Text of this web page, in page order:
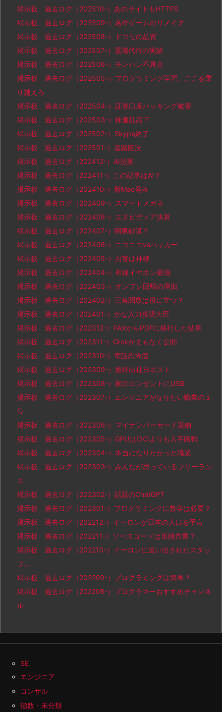
掲示板 過去ログ（202510-）あのサイトもHTTPS
掲示板 過去ログ（202509-）名作ゲームのリメイク
掲示板 過去ログ（202508-）ドコモの品質
掲示板 過去ログ（202507-）退職代行の実績
掲示板 過去ログ（202506-）モンハン不具合
掲示板 過去ログ（202505-）プログラミング学習、ここを乗
り越えろ
掲示板 過去ログ（202504-）証券口座ハッキング被害
掲示板 過去ログ（202503-）株価乱高下
掲示板 過去ログ（202502-）Skype終了
掲示板 過去ログ（202501-）道路陥没
掲示板 過去ログ（202412-）AI法案
掲示板 過去ログ（202411-）この記事はAI？
掲示板 過去ログ（202410-）新Mac発表
掲示板 過去ログ（202409-）スマートメガネ
掲示板 過去ログ（202408-）エヌビディア決算
掲示板 過去ログ（202407-）関東砂漠？
掲示板 過去ログ（202406-）ニコニコvsハッカー
掲示板 過去ログ（202405-）お客は神様
掲示板 過去ログ（202404-）有線イヤホン最強
掲示板 過去ログ（202403-）オンプレ回帰の理由
掲示板 過去ログ（202402-）三角関数は役に立つ？
掲示板 過去ログ（202401-）かな入力推奨大臣
掲示板 過去ログ（202312-）FAXからPDFに移行した結果
掲示板 過去ログ（202311-）Grokがまもなく公開
掲示板 過去ログ（202310-）電話恐怖症
掲示板 過去ログ（202309-）最終出社日ポスト
掲示板 過去ログ（202308-）家のコンセントにUSB
掲示板 過去ログ（202307-）エンジニアがなりたい職業の１
位
掲示板 過去ログ（202306-）マイナンバーカード返納
掲示板 過去ログ（202305-）GPUは○○よりも入手困難
掲示板 過去ログ（202304-）本当になりたかった職業
掲示板 過去ログ（202303-）みんなが思っているフリーラン
ス
掲示板 過去ログ（202302-）話題のChatGPT
掲示板 過去ログ（202301-）プログラミングに数学は必要？
掲示板 過去ログ（202212-）イーロンが日本の人口を予言
掲示板 過去ログ（202211-）ソースコードは単純作業？
掲示板 過去ログ（202210-）イーロンに追い出されたスタッ
フ…
掲示板 過去ログ（202209-）プログラミングは簡単？
掲示板 過去ログ（202208-）プログラマーおすすめチャンネ
ル
SE
エンジニア
コンサル
指数・未分類